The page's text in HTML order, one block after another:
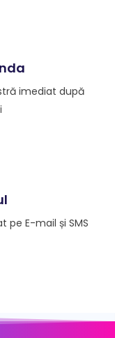
imediat după
pe E-mail și SMS